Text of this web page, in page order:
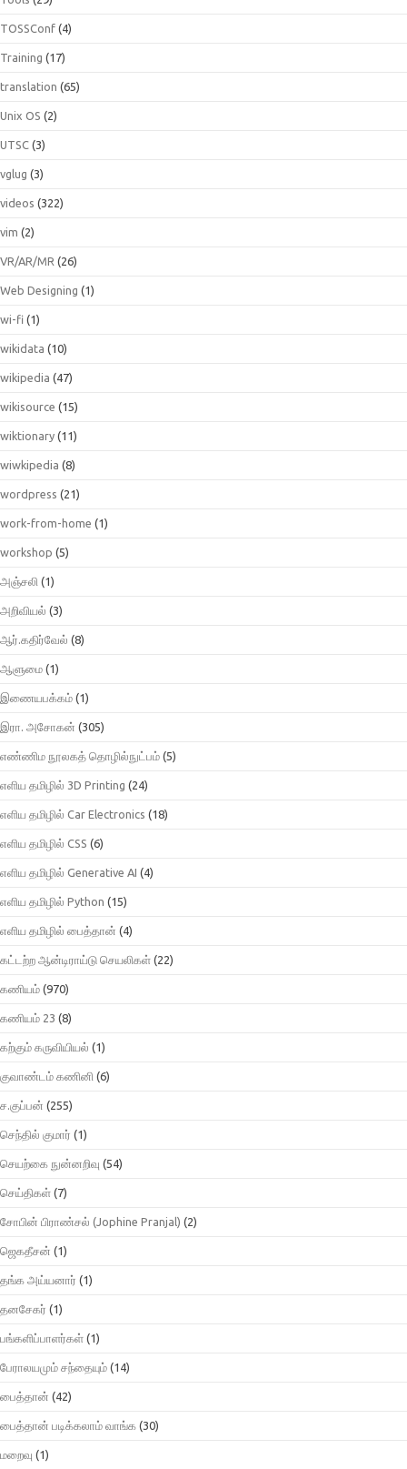
TOSSConf (4)
Training (17)
translation (65)
Unix OS (2)
UTSC (3)
vglug (3)
videos (322)
vim (2)
VR/AR/MR (26)
Web Designing (1)
wi-fi (1)
wikidata (10)
wikipedia (47)
wikisource (15)
wiktionary (11)
wiwkipedia (8)
wordpress (21)
work-from-home (1)
workshop (5)
அஞ்சலி (1)
அறிவியல் (3)
ஆர்.கதிர்வேல் (8)
ஆளுமை (1)
இணையபக்கம் (1)
இரா. அசோகன் (305)
எண்ணிம நூலகத் தொழில்நுட்பம் (5)
எளிய தமிழில் 3D Printing (24)
எளிய தமிழில் Car Electronics (18)
எளிய தமிழில் CSS (6)
எளிய தமிழில் Generative AI (4)
எளிய தமிழில் Python (15)
எளிய தமிழில் பைத்தான் (4)
கட்டற்ற ஆன்டிராய்டு செயலிகள் (22)
கணியம் (970)
கணியம் 23 (8)
கற்கும் கருவியியல் (1)
குவாண்டம் கணினி (6)
ச.குப்பன் (255)
செந்தில் குமார் (1)
செயற்கை நுன்னறிவு (54)
செய்திகள் (7)
சோபின் பிராண்சல் (Jophine Pranjal) (2)
ஜெகதீசன் (1)
தங்க அய்யனார் (1)
தனசேகர் (1)
பங்களிப்பாளர்கள் (1)
பேராலயமும் சந்தையும் (14)
பைத்தான் (42)
பைத்தான் படிக்கலாம் வாங்க (30)
மறைவு (1)